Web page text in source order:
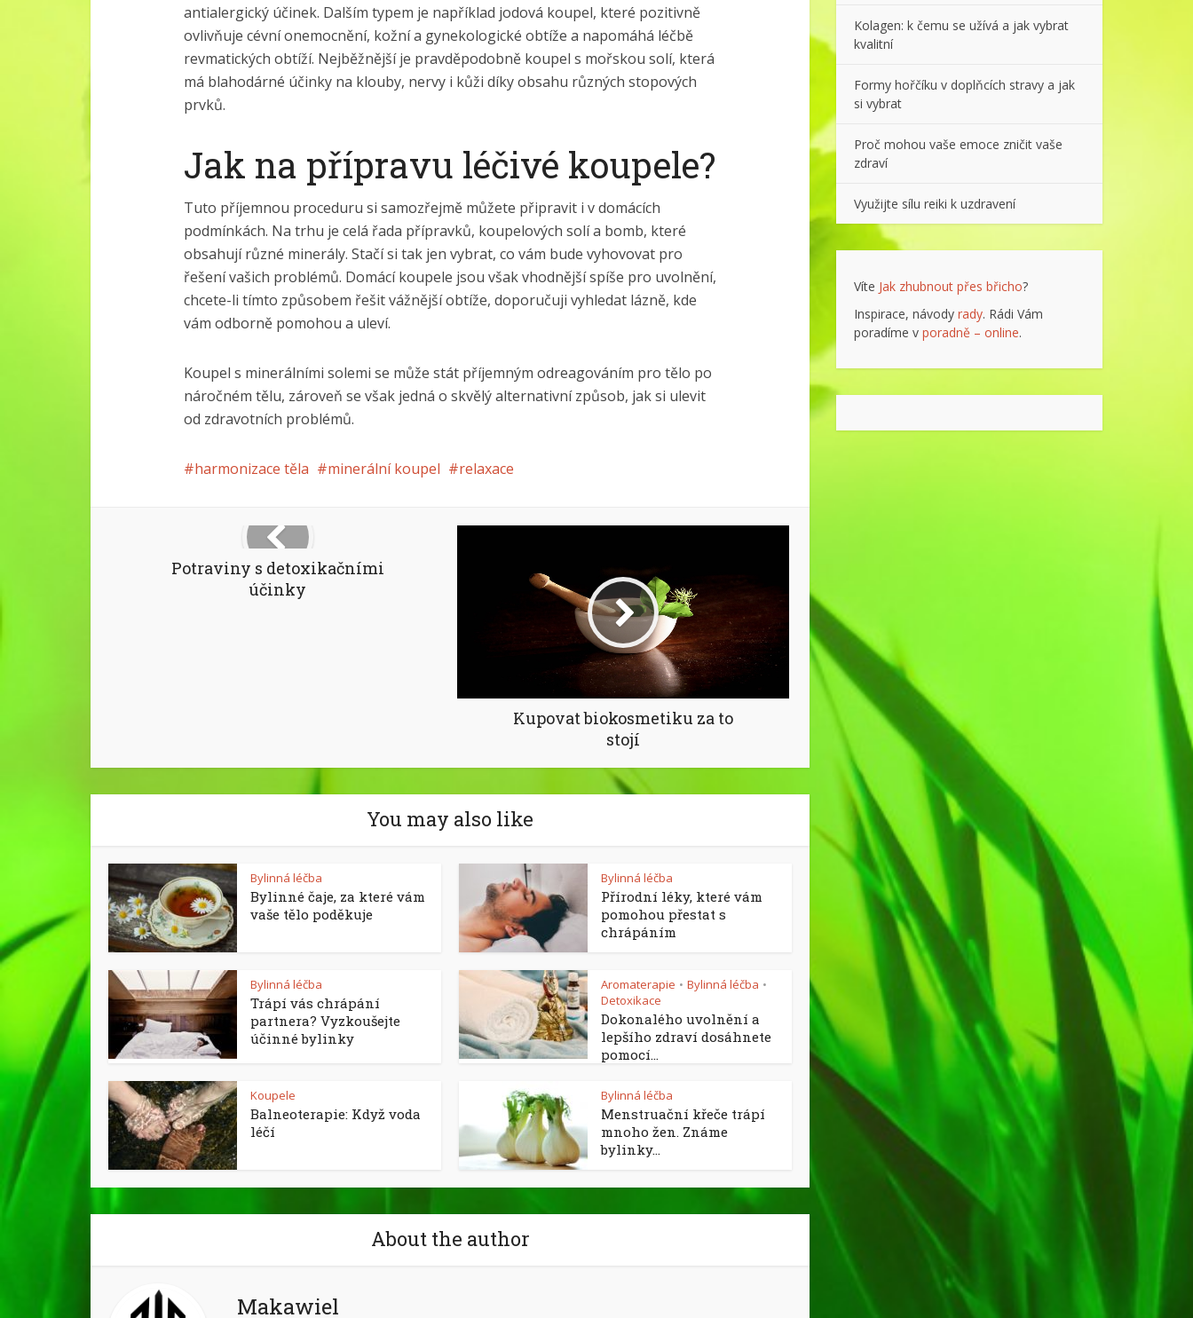
antialergický účinek. Dalším typem je například jodová koupel, které pozitivně
ovlivňuje cévní onemocnění, kožní a gynekologické obtíže a napomáhá léčbě
revmatických obtíží. Nejběžnější je pravděpodobně koupel s mořskou solí, která
má blahodárné účinky na klouby, nervy i kůži díky obsahu různých stopových
prvků.
Jak na přípravu léčivé koupele?
Tuto příjemnou proceduru si samozřejmě můžete připravit i v domácích
podmínkách. Na trhu je celá řada přípravků, koupelových solí a bomb, které
obsahují různé minerály. Stačí si tak jen vybrat, co vám bude vyhovovat pro
řešení vašich problémů. Domácí koupele jsou však vhodnější spíše pro uvolnění,
chcete-li tímto způsobem řešit vážnější obtíže, doporučuji vyhledat lázně, kde
vám odborně pomohou a uleví.
Koupel s minerálními solemi se může stát příjemným odreagováním pro tělo po
náročném tělu, zároveň se však jedná o skvělý alternativní způsob, jak si ulevit
od zdravotních problémů.
harmonizace těla minerální koupel relaxace
Potraviny s detoxikačními
účinky
Kupovat biokosmetiku za to
stojí
You may also like
Bylinná léčba
Bylinné čaje, za které vám
vaše tělo poděkuje
Bylinná léčba
Přírodní léky, které vám
pomohou přestat s
chrápáním
Bylinná léčba
Trápí vás chrápání
partnera? Vyzkoušejte
účinné bylinky
Aromaterapie • Bylinná léčba •
Detoxikace
Dokonalého uvolnění a
lepšího zdraví dosáhnete
pomocí...
Koupele
Balneoterapie: Když voda
léčí
Bylinná léčba
Menstruační křeče trápí
mnoho žen. Známe
bylinky...
About the author
Makawiel
Kolagen: k čemu se užívá a jak vybrat
kvalitní
Formy hořčíku v doplňcích stravy a jak
si vybrat
Proč mohou vaše emoce zničit vaše
zdraví
Využijte sílu reiki k uzdravení
Víte Jak zhubnout přes břicho?
Inspirace, návody rady. Rádi Vám
poradíme v poradně – online.